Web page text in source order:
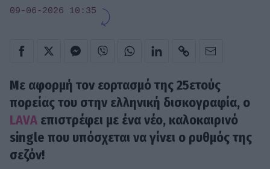
09-06-2026 10:35
Με αφορμή τον εορτασμό της 25ετούς
πορείας του στην ελληνική δισκογραφία, ο
LAVA επιστρέφει με ένα νέο, καλοκαιρινό
single που υπόσχεται να γίνει ο ρυθμός της
σεζόν!